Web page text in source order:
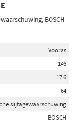
BOSCH
Vooras
146
17,6
64
slijtagewaarschuwing
BOSCH